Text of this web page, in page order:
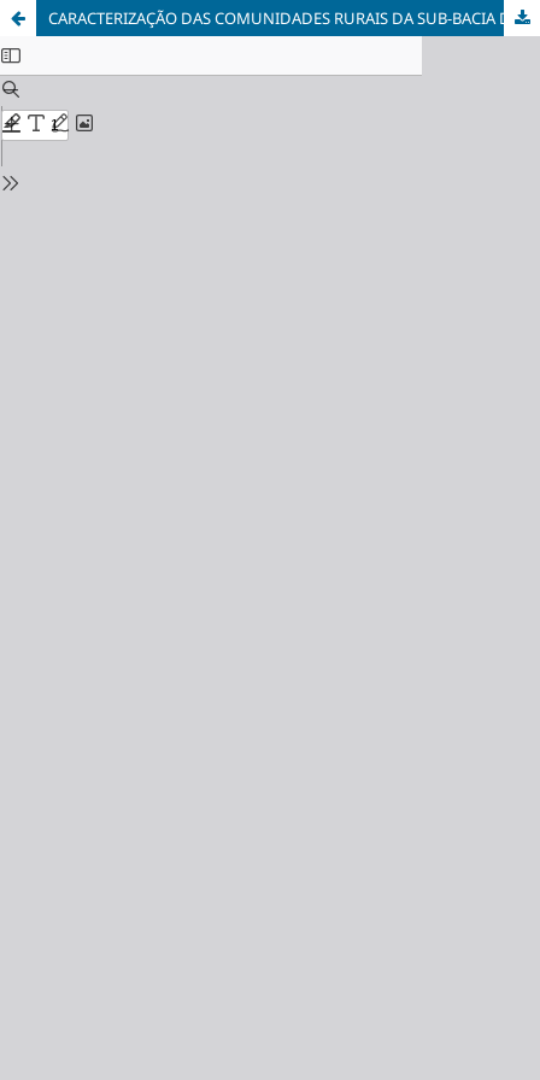
CARACTERIZAÇÃO DAS COMUNIDADES RURAIS DA SUB-BACIA DO RIO CALHAUZINHO EM ARAÇUAÍ, NO MÉDIO JEQUITINHONHA